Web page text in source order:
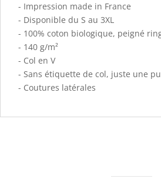
- Impression made in France
- Disponible du S au 3XL
- 100% coton biologique, peigné
- 140 g/m²
- Col en V
- Sans étiquette de col, juste une
- Coutures latérales